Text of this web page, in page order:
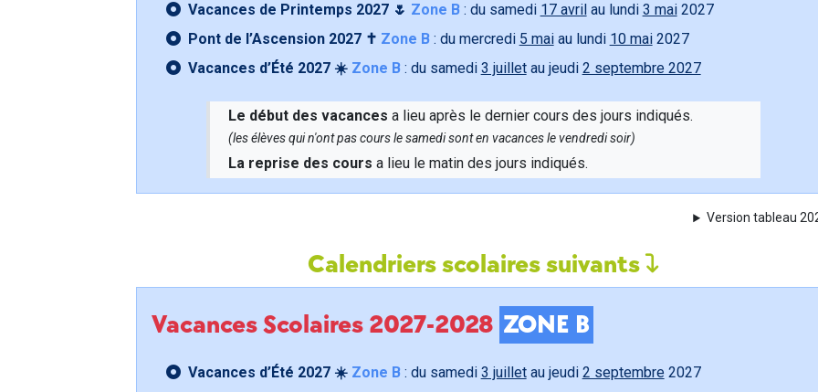
Vacances de Printemps 2027 🌷 Zone B: du samedi 17 avril au lundi 3 mai2027
Pont de l’Ascension 2027 ✝️ Zone B: du mercredi 5 maiau lundi 10 mai2027
Vacances d’Été 2027 ☀️ Zone B: du samedi 3 juilletau jeudi 2 septembre 2027
Le début des vacances a lieu après le dernier cours des jours indiqués.
(les élèves qui n'ont pas cours le samedi sont en vacances le vendredi soir)
La reprise des cours a lieu le matin des jours indiqués.
Version tableau
Calendriers scolaires suivants
Vacances Scolaires 2027-2028 ZONE B
Vacances d’Été 2027 ☀️ Zone B: du samedi 3 juilletau jeudi 2 septembre 2027